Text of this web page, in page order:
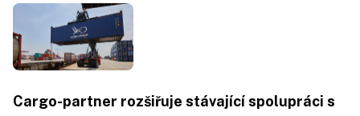
Cargo-partner rozšiřuje stávající spolupráci s